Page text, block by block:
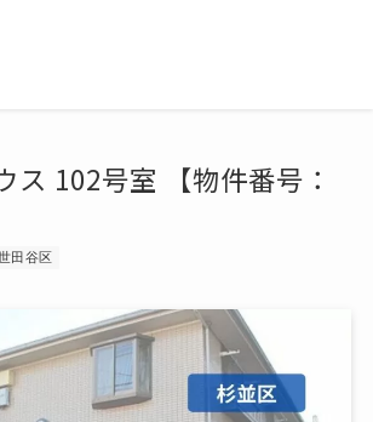
ス 102号室 【物件番号：
田谷区